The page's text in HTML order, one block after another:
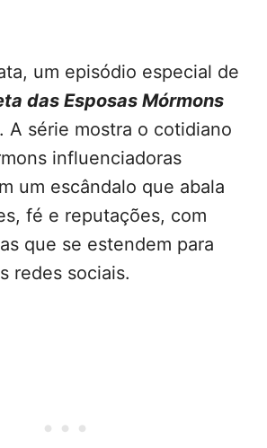
um episódio especial de
das Esposas Mórmons
A série mostra o cotidiano
influenciadoras
um escândalo que abala
fé e reputações, com
que se estendem para
redes sociais.